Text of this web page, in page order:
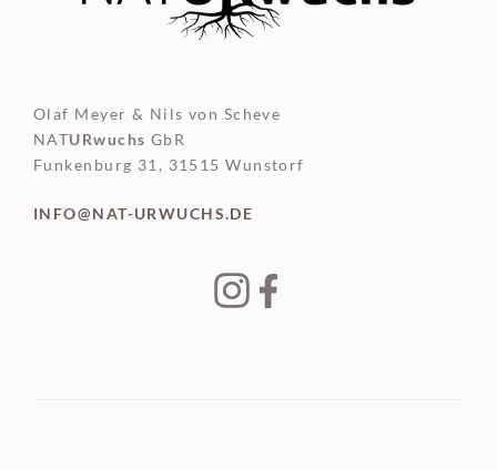
Olaf Meyer & Nils von Scheve
NATURwuchs GbR
Funkenburg 31, 31515 Wunstorf
INFO@NAT-URWUCHS.DE